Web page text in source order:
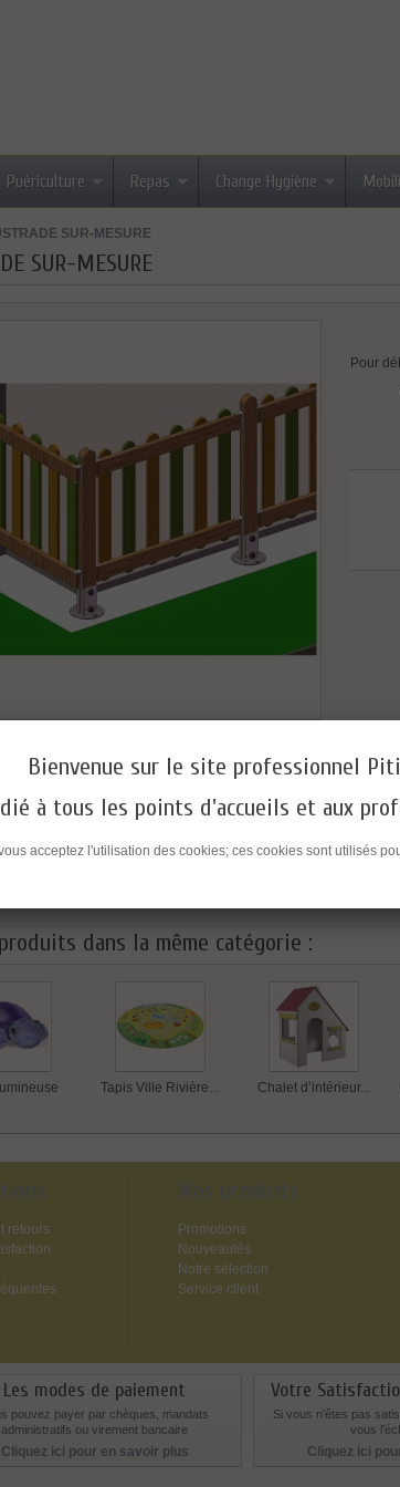
Puériculture Repas Change Hygiène
SUR-MESURE
SUR-MESURE
Pour
mesures et nous vous ferons un devis.NOUS CONSULTER
dans la même catégorie :
Tapis Ville Rivière... Chalet d’intérieur...
retours
Nos produits
Promotions
Nouveautés
Notre sélection
Service client
Les modes de paiement
pouvez payer par chèques, mandats
administratifs ou virement bancaire
Cliquez ici pour en savoir plus
Votre
Si vous n'êtes pas
vous
Cliquez ici
Bienvenue sur le site professionnel
à tous les points d'accueils et aux
acceptez l'utilisation des cookies; ces cookies sont utilisés